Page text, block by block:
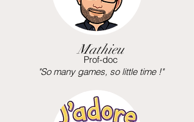
Mathieu
Prof-doc
"So many games, so little time !"